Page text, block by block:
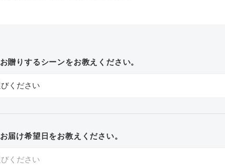
お贈りするシーンをお教えください。
お届け希望日をお教えください。